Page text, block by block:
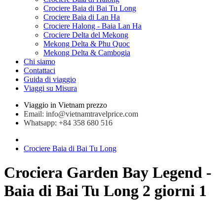
Crociere Baia di Bai Tu Long
Crociere Baia di Lan Ha
Crociere Halong - Baia Lan Ha
Crociere Delta del Mekong
Mekong Delta & Phu Quoc
Mekong Delta & Cambogia
Chi siamo
Contattaci
Guida di viaggio
Viaggi su Misura
Viaggio in Vietnam prezzo
Email: info@vietnamtravelprice.com
Whatsapp: +84 358 680 516
Crociere Baia di Bai Tu Long
Crociera Garden Bay Legend -
Baia di Bai Tu Long 2 giorni 1